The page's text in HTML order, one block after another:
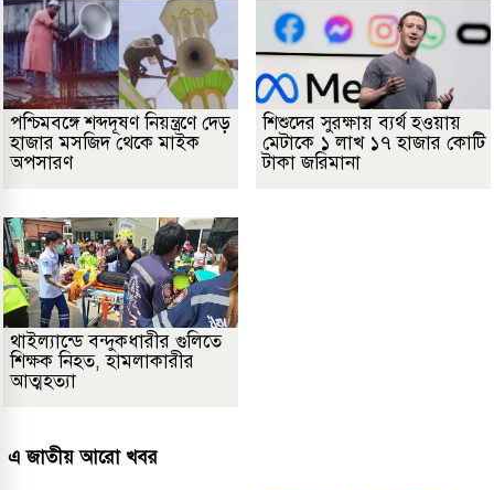
পশ্চিমবঙ্গে শব্দদূষণ নিয়ন্ত্রণে দেড়
হাজার মসজিদ থেকে মাইক
অপসারণ
শিশুদের সুরক্ষায় ব্যর্থ হওয়ায়
মেটাকে ১ লাখ ১৭ হাজার কোটি
টাকা জরিমানা
থাইল্যান্ডে বন্দুকধারীর গুলিতে
শিক্ষক নিহত, হামলাকারীর
আত্মহত্যা
এ জাতীয় আরো খবর